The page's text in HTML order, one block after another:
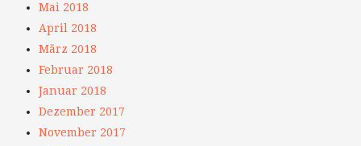
Mai 2018
April 2018
März 2018
Februar 2018
Januar 2018
Dezember 2017
November 2017